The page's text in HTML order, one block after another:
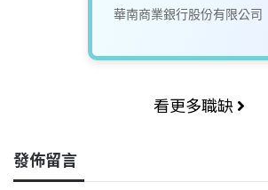
華南商業銀行股份有限公司
看更多職缺
發佈留言